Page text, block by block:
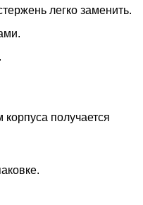
легко заменить.
получается